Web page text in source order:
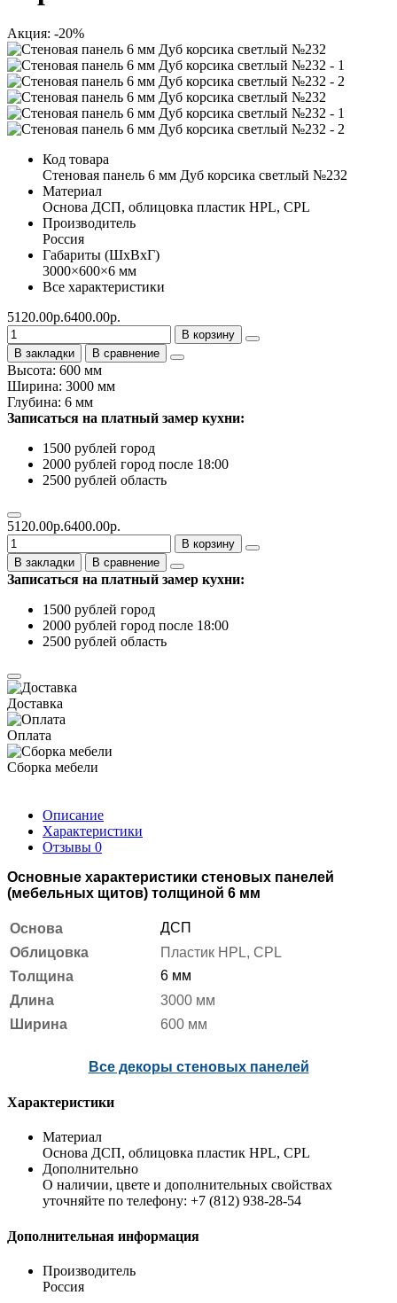
Акция: -20%
Код товара
Стеновая панель 6 мм Дуб корсика светлый №232
Материал
Основа ДСП, облицовка пластик HPL, CPL
Производитель
Россия
Габариты (ШхВхГ)
3000×600×6 мм
Все характеристики
5120.00р.6400.00р.
В корзину
В закладки
В сравнение
Высота: 600 мм
Ширина: 3000 мм
Глубина: 6 мм
Записаться на платный замер кухни:
1500 рублей город
2000 рублей город после 18:00
2500 рублей область
5120.00р.6400.00р.
В корзину
В закладки
В сравнение
Записаться на платный замер кухни:
1500 рублей город
2000 рублей город после 18:00
2500 рублей область
Доставка
Оплата
Сборка мебели
Описание
Характеристики
Отзывы 0
Основные характеристики стеновых панелей
(мебельных щитов) толщиной 6 мм
Основа
ДСП
Облицовка
Пластик HPL, CPL
Толщина
6 мм
Длина
3000 мм
Ширина
600 мм
Все декоры стеновых панелей
Характеристики
Материал
Основа ДСП, облицовка пластик HPL, CPL
Дополнительно
О наличии, цвете и дополнительных свойствах
уточняйте по телефону: +7 (812) 938-28-54
Дополнительная информация
Производитель
Россия